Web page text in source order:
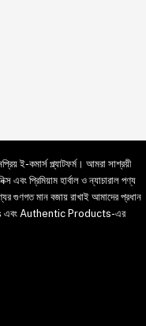
ই-কমার্স প্ল্যাটফর্ম। আমরা সাশ্রয়ী
প্রিমিয়াম হার্বাল ও ন্যাচারাল পণ্য
গুণগত মান বজায় রাখাই আমাদের প্রধান
Authentic Products-এর